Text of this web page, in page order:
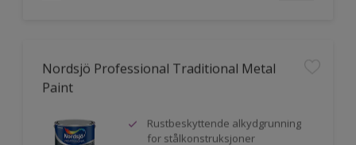
Nordsjö Professional Traditional Metal
Paint
Rustbeskyttende alkydgrunning
for stålkonstruksjoner